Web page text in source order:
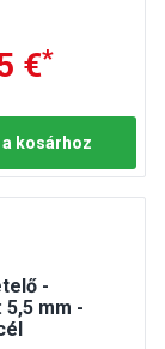
€*
kosárhoz
-
mm -